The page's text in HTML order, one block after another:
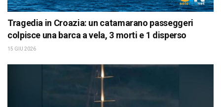
Tragedia in Croazia: un catamarano passeggeri
colpisce una barca a vela, 3 morti e 1 disperso
15 GIU 2026